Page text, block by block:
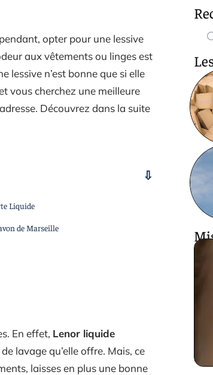
opter pour une lessive
aux vêtements ou linges est
lessive n’est bonne que si elle
vous cherchez une meilleure
Découvrez dans la suite
Liquide
de Marseille
En effet, Lenor liquide
lavage qu’elle offre. Mais, ce
laisses en plus une bonne